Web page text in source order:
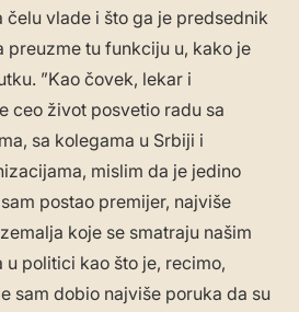
čelu vlade i što ga je predsednik
preuzme tu funkciju u, kako je
”Kao čovek, lekar i
ceo život posvetio radu sa
sa kolegama u Srbiji i
mislim da je jedino
postao premijer, najviše
koje se smatraju našim
politici kao što je, recimo,
sam dobio najviše poruka da su